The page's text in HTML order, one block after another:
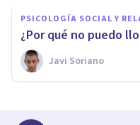
PSICOLOGÍA SOCIAL Y
¿Por qué no puedo
Javi Soriano